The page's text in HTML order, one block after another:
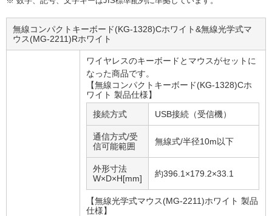
無線コンパクトキーボード(KG-1328)Cホワイト&無線光学式マ
ウス(MG-2211)Rホワイト
ワイヤレスのキーボードとマウスがセットに
なった商品です。
【無線コンパクトキーボード(KG-1328)Cホ
ワイト 製品仕様】
接続方式
USB接続（受信機）
通信方式/受
信可能範囲
無線式/半径10m以下
外形寸法
W×D×H[mm]
約396.1×179.2×33.1
【無線光学式マウス(MG-2211)ホワイト 製品
仕様】